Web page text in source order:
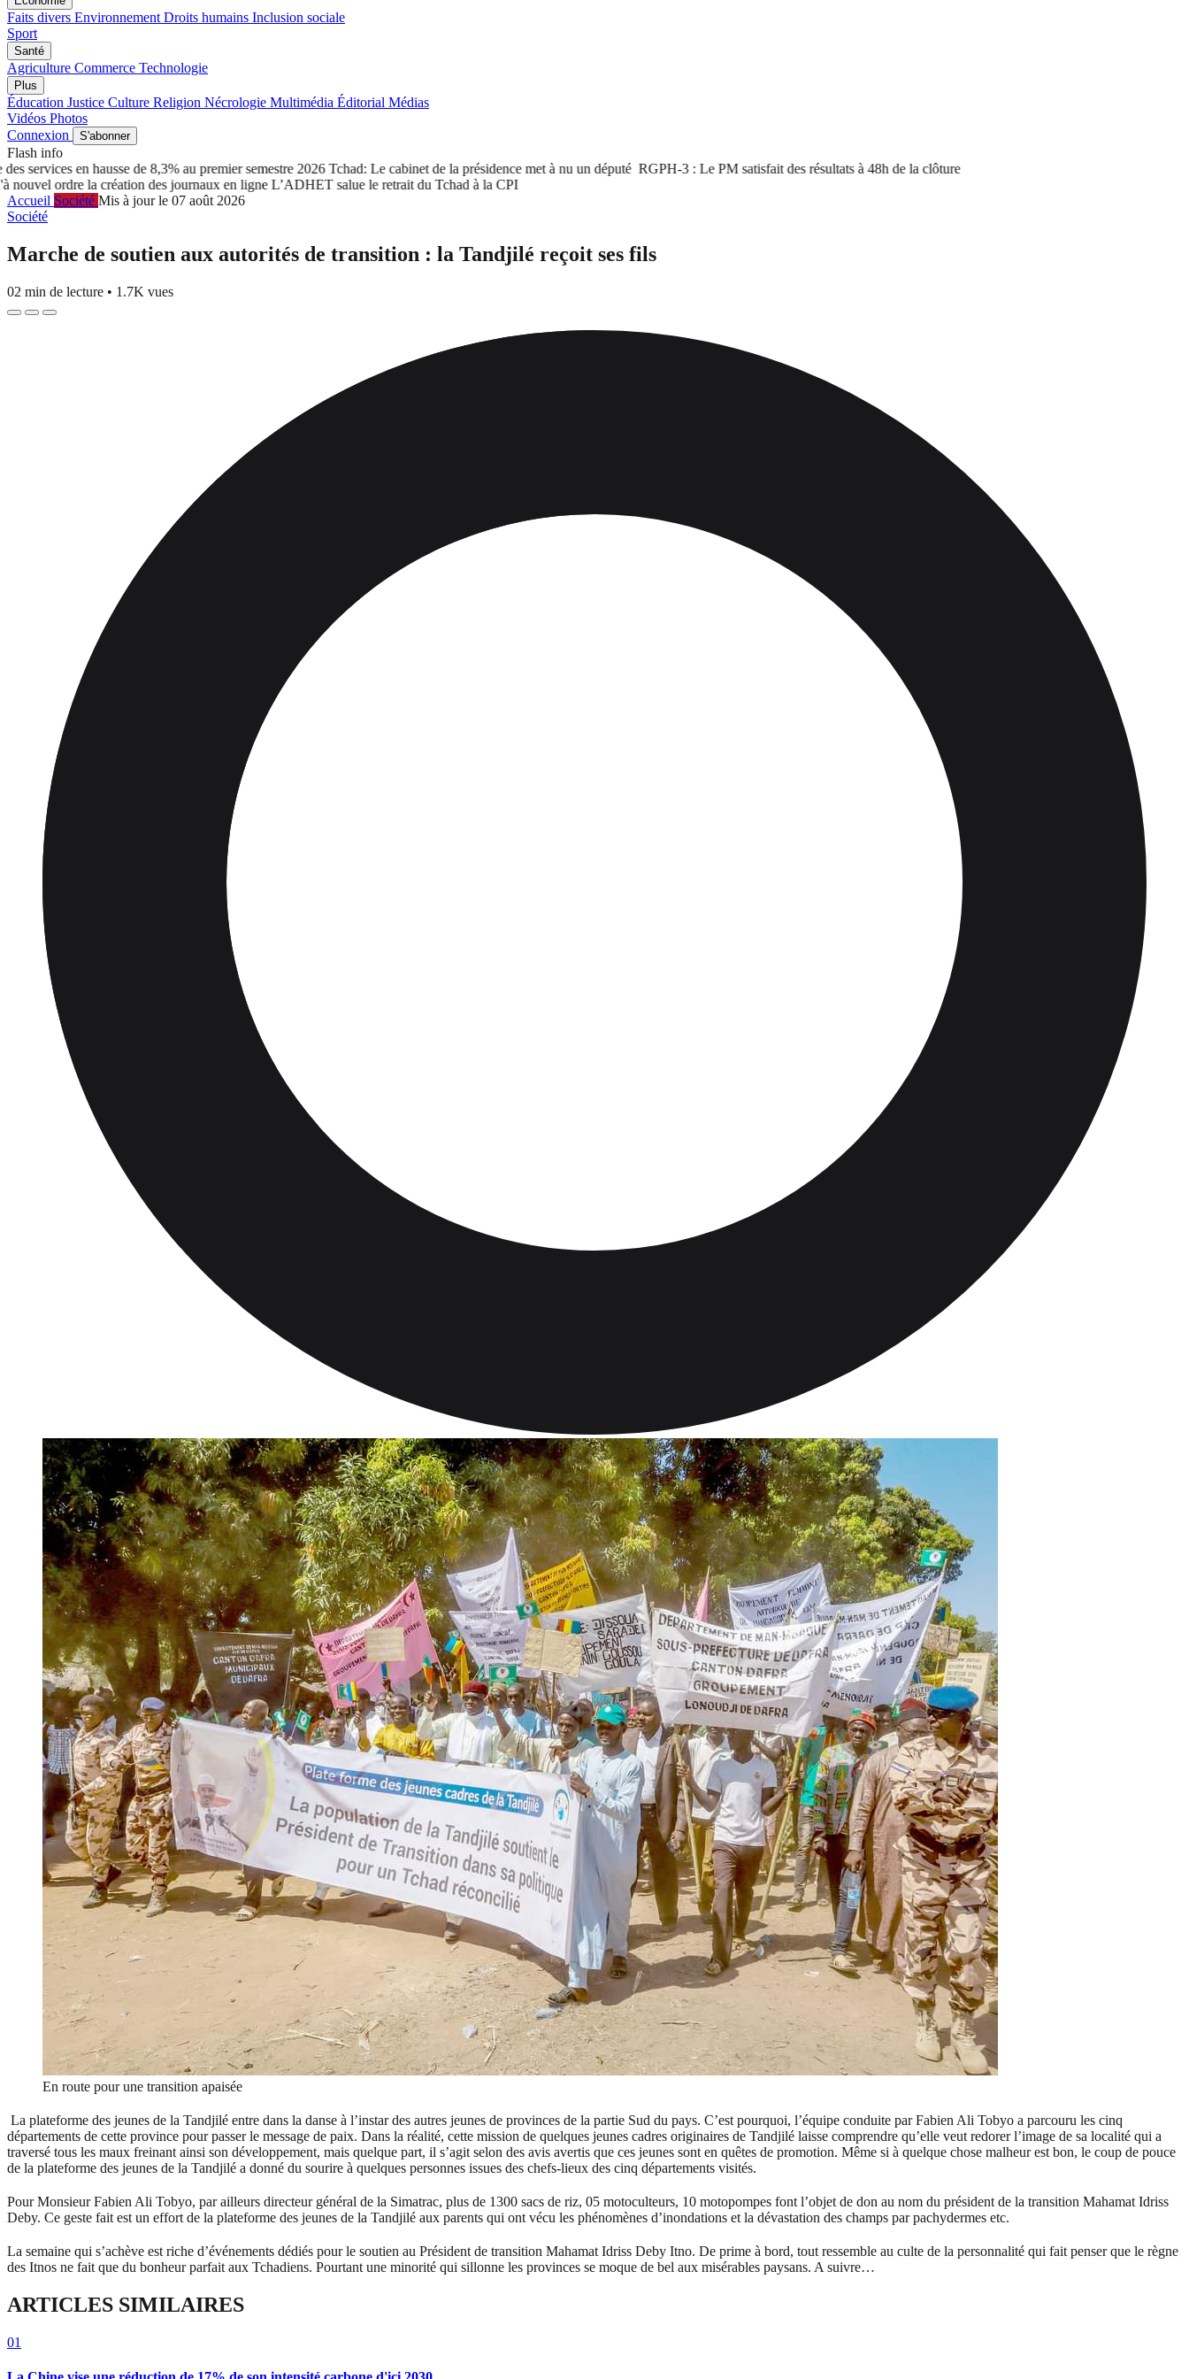
Faits divers Environnement Droits humains Inclusion sociale
Sport
Santé
Agriculture Commerce Technologie
Plus
Éducation Justice Culture Religion Nécrologie Multimédia Éditorial Médias
Vidéos Photos
Connexion
S'abonner
Flash info
en hausse de 8,3% au premier semestre 2026Tchad: Le cabinet de la présidence met à nu un députéRGPH-3 : Le PM satisfait des résultats à 48h de la clôture
ordre la création des journaux en ligneL’ADHET salue le retrait du Tchad à la CPI
Accueil Société Mis à jour le 07 août 2026
Société
Marche de soutien aux autorités de transition : la Tandjilé reçoit ses fils
02 min de lecture • 1.7K vues
En route pour une transition apaisée
La plateforme des jeunes de la Tandjilé entre dans la danse à l’instar des autres jeunes de provinces de la partie Sud du pays. C’est pourquoi, l’équipe conduite par Fabien Ali Tobyo a parcouru les cinq
départements de cette province pour passer le message de paix. Dans la réalité, cette mission de quelques jeunes cadres originaires de Tandjilé laisse comprendre qu’elle veut redorer l’image de sa localité qui a
traversé tous les maux freinant ainsi son développement, mais quelque part, il s’agit selon des avis avertis que ces jeunes sont en quêtes de promotion. Même si à quelque chose malheur est bon, le coup de pouce
de la plateforme des jeunes de la Tandjilé a donné du sourire à quelques personnes issues des chefs-lieux des cinq départements visités.
Pour Monsieur Fabien Ali Tobyo, par ailleurs directeur général de la Simatrac, plus de 1300 sacs de riz, 05 motoculteurs, 10 motopompes font l’objet de don au nom du président de la transition Mahamat Idriss
Deby. Ce geste fait est un effort de la plateforme des jeunes de la Tandjilé aux parents qui ont vécu les phénomènes d’inondations et la dévastation des champs par pachydermes etc.
La semaine qui s’achève est riche d’événements dédiés pour le soutien au Président de transition Mahamat Idriss Deby Itno. De prime à bord, tout ressemble au culte de la personnalité qui fait penser que le règne
des Itnos ne fait que du bonheur parfait aux Tchadiens. Pourtant une minorité qui sillonne les provinces se moque de bel aux misérables paysans. A suivre…
ARTICLES SIMILAIRES
01